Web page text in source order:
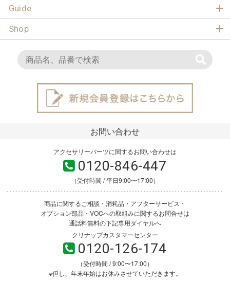
Guide
Shop
お問い合わせ
アクセサリーパーツに関するお問い合わせは
0120-846-447
（受付時間 / 平日9:00〜17:00）
商品に関するご相談・消耗品・アフターサービス・
オプション部品・VOCへの取組みに関するお問合せは
通話料無料の下記専用ダイヤルへ
クリナップカスタマーセンター
0120-126-174
（受付時間 / 9:00〜17:00）
※但し、年末年始はお休みさせていただきます。